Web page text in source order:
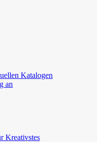
Katalogen
an
Kreativstes